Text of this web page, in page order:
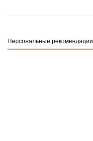
Персональные рекомендации